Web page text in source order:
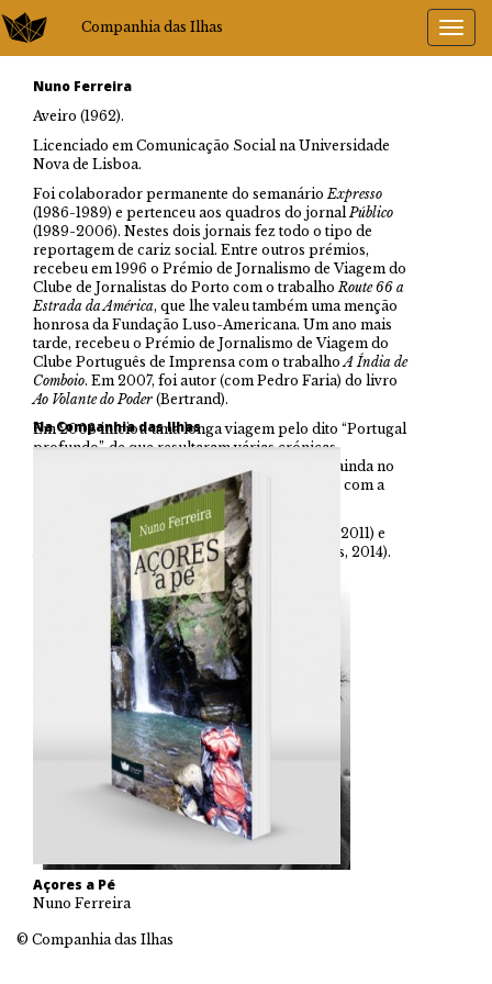
Companhia das Ilhas
Nuno Ferreira
Aveiro (1962).
Licenciado em Comunicação Social na Universidade
Nova de Lisboa.
Foi colaborador permanente do semanárioExpresso
(1986-1989) e pertenceu aos quadros do jornalPúblico
(1989-2006). Nestes dois jornais fez todo o tipo de
reportagem de cariz social. Entre outros prémios,
recebeu em 1996 o Prémio de Jornalismo de Viagem do
Clube de Jornalistas do Porto com o trabalhoRoute 66 a
Estrada da América, que lhe valeu também uma menção
honrosa da Fundação Luso-Americana. Um ano mais
tarde, recebeu o Prémio de Jornalismo de Viagem do
Clube Português de Imprensa com o trabalhoA Índia de
Comboio. Em 2007, foi autor (com Pedro Faria) do livro
Ao Volante do Poder (Bertrand).
Em 2008 iniciou uma longa viagem pelo dito “Portugal
profundo”, de que resultaram várias crónicas
. Mais tarde, em 2010, ainda no
decorrer dessa jornada, começou a colaborar com a
e o siteCafé Portugal
Editou ainda os livros
Portugal a Pé
(Vertimag, 2011) e
Portugal de Perto(Fundação Manuel dos Santos, 2014).
Na Companhia das Ilhas
Açores a Pé
Nuno Ferreira
© Companhia das Ilhas